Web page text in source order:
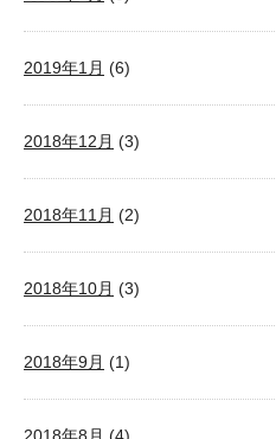
2019年1月 (6)
2018年12月 (3)
2018年11月 (2)
2018年10月 (3)
2018年9月 (1)